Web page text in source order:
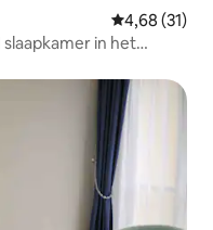
Gemiddelde
4,68 (31)
in het